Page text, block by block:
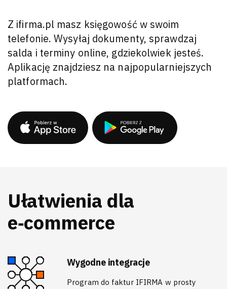
Z ifirma.pl masz księgowość w swoim
telefonie. Wysyłaj dokumenty, sprawdzaj
salda i terminy online, gdziekolwiek jesteś.
Aplikację znajdziesz na najpopularniejszych
platformach.
Ułatwienia dla
e‑commerce
Wygodne integracje
Program do faktur IFIRMA w prosty